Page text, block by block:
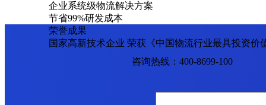
企业系统级物流解决方案
节省99%研发成本
荣誉成果
国家高新技术企业 荣获《中国物流行业最具投资价
咨询热线：400-8699-100